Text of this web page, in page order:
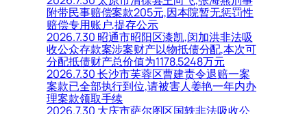
附带民事赔偿案款205元,因本院暂无惩罚性
赔偿专用账户,提存公示
2026.7.30 昭通市昭阳区漆凯,闵加洪非法吸
收公众存款案涉案财产以物抵债分配,本次可
分配抵债财产总价值为1178.5248万元
2026.7.30 长沙市芙蓉区曹建责令退赔一案
案款已全部执行到位,请被害人姜艳一年内办
理案款领取手续
2026.7.30 大庆市萨尔图区国轶非法吸收公